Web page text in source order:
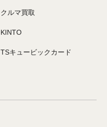
クルマ買取
KINTO
TSキュービックカード